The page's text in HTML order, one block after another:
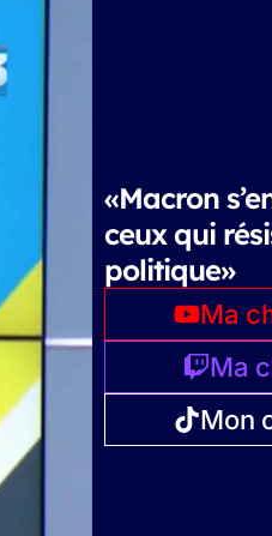
«Macron
ceux qui
politique»
Ma
Ma
Mon